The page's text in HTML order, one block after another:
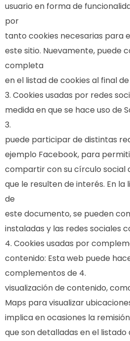
usuario en forma de
por
tanto cookies necesarias para
este sitio. Nuevamente, puede
completa
en el listad de cookies al final
Cookies usadas por redes
medida en que se hace uso de
3.
puede participar de distintas
ejemplo Facebook, para
compartir con su círculo social
que le resulten de interés. En la
de
este documento, se pueden
instaladas y las redes sociales
Cookies usadas por
contenido: Esta web puede
complementos de 4.
visualización de contenido,
Maps para visualizar
implica en ocasiones la
que son detalladas en el